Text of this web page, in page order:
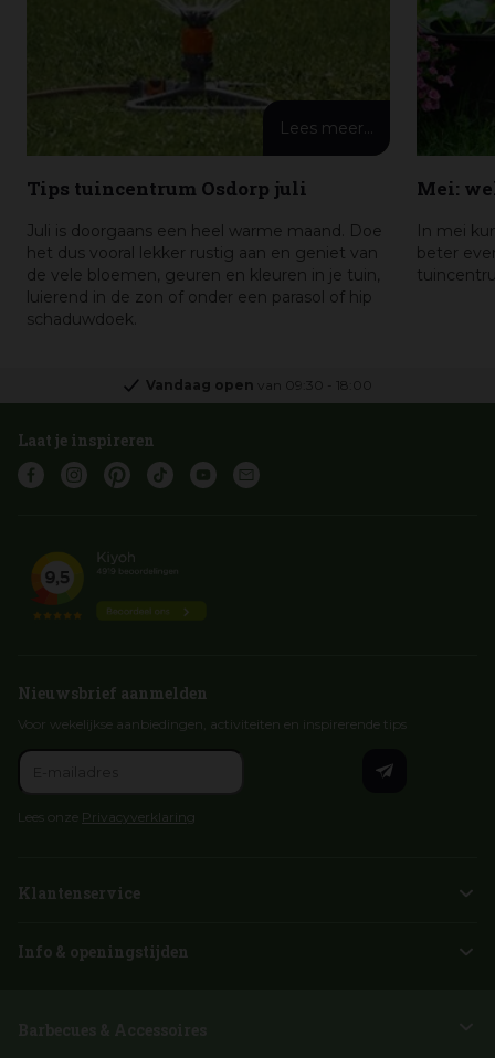
Tips tuincentrum Osdorp juli
Juli is doorgaans een heel warme maand. Doe
het dus vooral lekker rustig aan en geniet van
de vele bloemen, geuren en kleuren in je tuin,
luierend in de zon of onder een parasol of hip
schaduwdoek.
Lees meer...
Mei:
In mei
beter
Vandaag open van 09:30 18:00
Laat je inspireren
Nieuwsbrief aanmelden
Voor wekelijkse aanbiedingen, activiteiten en inspirerende tips
Lees onze Privacyverklaring
Klantenservice
Info & openingstijden